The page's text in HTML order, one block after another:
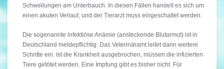
Schwellungen am Unterbauch. In diesen Fällen handelt es sich um
einen akuten Verlauf, und der Tierarzt muss eingeschaltet werden.
Die sogenannte infektiöse Anämie (ansteckende Blutarmut) ist in
Deutschland meldepflichtig. Das Veterinäramt leitet dann weitere
Schritte ein. Ist die Krankheit ausgebrochen, müssen die infizierten
Tiere getötet werden. Eine Impfung gibt es bisher nicht. Für